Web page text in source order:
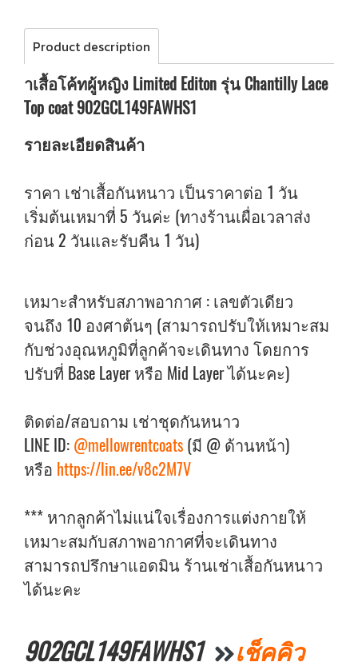
Product description
าเสื้อโค้ทผู้หญิง Limited Editon รุ่น Chantilly Lace
Top coat 902GCL149FAWHS1
รายละเอียดสินค้า
ราคา เช่าเสื้อกันหนาว เป็นราคาต่อ 1 วัน
เริ่มต้นเหมาที่ 5 วันค่ะ (ทางร้านเผื่อเวลาส่ง
ก่อน 2 วันและรับคืน 1 วัน)
เหมาะสำหรับสภาพอากาศ : เลขตัวเดียว
จนถึง 10 องศาต้นๆ (สามารถปรับให้เหมาะสม
กับช่วงอุณหภูมิที่ลูกค้าจะเดินทาง โดยการ
ปรับที่ Base Layer หรือ Mid Layer ได้นะคะ)
ติดต่อ/สอบถาม เช่าชุดกันหนาว
LINE ID: @mellowrentcoats (มี @ ด้านหน้า)
หรือ https://lin.ee/v8c2M7V
*** หากลูกค้าไม่แน่ใจเรื่องการแต่งกายให้
เหมาะสมกับสภาพอากาศที่จะเดินทาง
สามารถปรึกษาแอดมิน ร้านเช่าเสื้อกันหนาว
ได้นะคะ
902GCL149FAWHS1 เช็คคิว